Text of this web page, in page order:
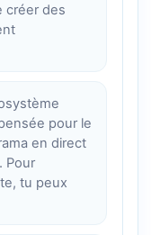
créer des
pour le
en direct
Pour
tu peux